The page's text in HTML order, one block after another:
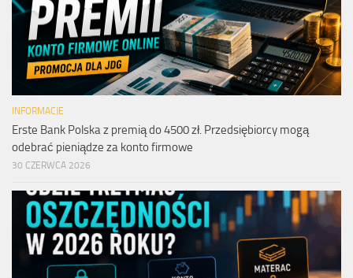
INFORMACJE
Erste Bank Polska z premią do 4500 zł. Przedsiębiorcy mogą
odebrać pieniądze za konto firmowe
30 CZERWCA 2026